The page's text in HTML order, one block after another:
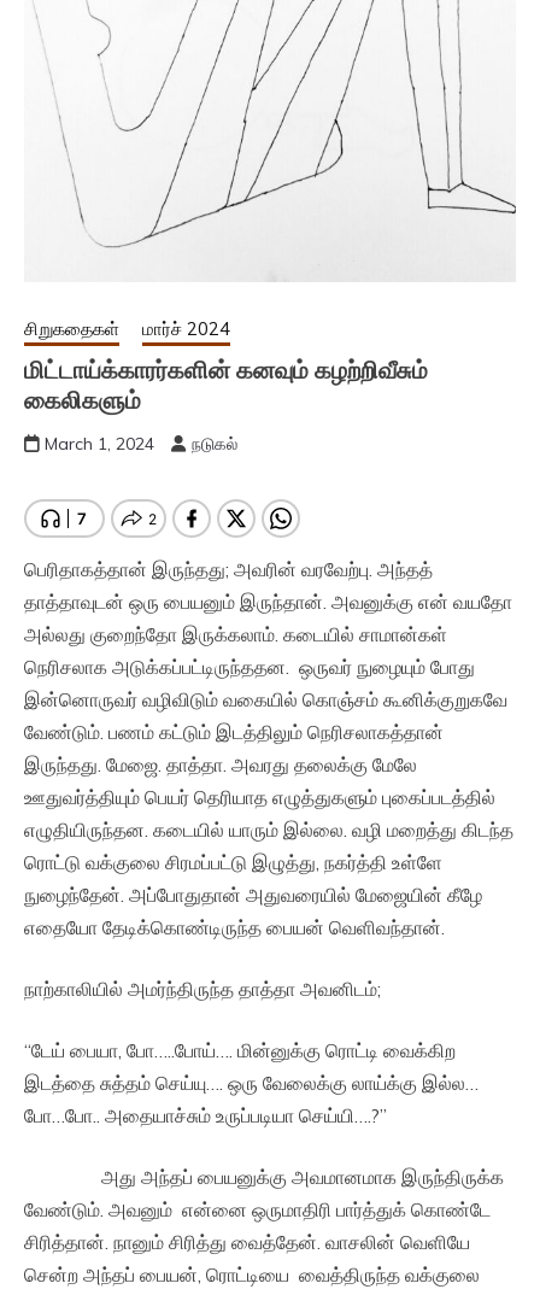
சிறுகதைகள் மார்ச் 2024
மிட்டாய்க்காரர்களின் கனவும் கழற்றிவீசும்
கைலிகளும்
March 1, 2024 நடுகல்
பெரிதாகத்தான் இருந்தது; அவரின் வரவேற்பு. அந்தத்
தாத்தாவுடன் ஒரு பையனும் இருந்தான். அவனுக்கு என் வயதோ
அல்லது குறைந்தோ இருக்கலாம். கடையில் சாமான்கள்
நெரிசலாக அடுக்கப்பட்டிருந்ததன. ஒருவர் நுழையும் போது
இன்னொருவர் வழிவிடும் வகையில் கொஞ்சம் கூனிக்குறுகவே
வேண்டும். பணம் கட்டும் இடத்திலும் நெரிசலாகத்தான்
இருந்தது. மேஜை. தாத்தா. அவரது தலைக்கு மேலே
ஊதுவர்த்தியும் பெயர் தெரியாத எழுத்துகளும் புகைப்படத்தில்
எழுதியிருந்தன. கடையில் யாரும் இல்லை. வழி மறைத்து கிடந்த
ரொட்டு வக்குலை சிரமப்பட்டு இழுத்து, நகர்த்தி உள்ளே
நுழைந்தேன். அப்போதுதான் அதுவரையில் மேஜையின் கீழே
எதையோ தேடிக்கொண்டிருந்த பையன் வெளிவந்தான்.
நாற்காலியில் அமர்ந்திருந்த தாத்தா அவனிடம்;
“டேய் பையா, போ…..போய்…. மின்னுக்கு ரொட்டி வைக்கிற
இடத்தை சுத்தம் செய்யு…. ஒரு வேலைக்கு லாய்க்கு இல்ல…
போ…போ.. அதையாச்சும் உருப்படியா செய்யி….?”
அது அந்தப் பையனுக்கு அவமானமாக இருந்திருக்க
வேண்டும். அவனும் என்னை ஒருமாதிரி பார்த்துக் கொண்டே
சிரித்தான். நானும் சிரித்து வைத்தேன். வாசலின் வெளியே
சென்ற அந்தப் பையன், ரொட்டியை வைத்திருந்த வக்குலை